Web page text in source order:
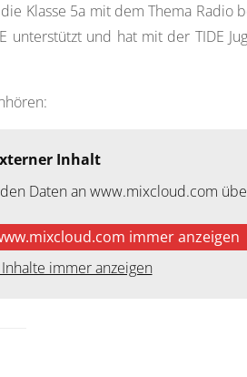
Klasse 5a mit dem Thema Radio
unterstützt und hat mit der TIDE
Inhalt
Daten an www.mixcloud.com
immer anzeigen
immer anzeigen